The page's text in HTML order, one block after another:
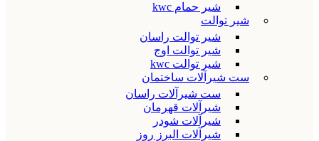
شیر حمام kwc
شیر توالت
شیر توالت راسان
شیر توالت اوج
شیر توالت kwc
ست شیرآلات ساختمان
ست شیرآلات راسان
شیرآلات قهرمان
شیرآلات شودر
شیرآلات البرز روز